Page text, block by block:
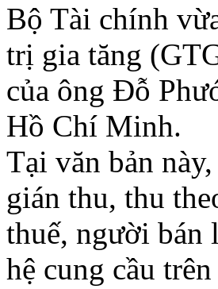
Bộ Tài chính
trị gia tăng
của ông Đỗ
Hồ Chí Minh.
Tại văn bản
gián thu, thu
thuế, người bán
hệ cung cầu